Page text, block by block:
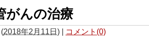
がんの治療
(2018年2月11日 ) コメント(0)